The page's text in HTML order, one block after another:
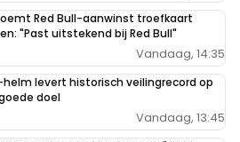
Red Bull-aanwinst troefkaart
"Past uitstekend bij Red Bull"
Vandaag, 14:35
helm levert historisch veilingrecord op
doel
Vandaag, 13:45